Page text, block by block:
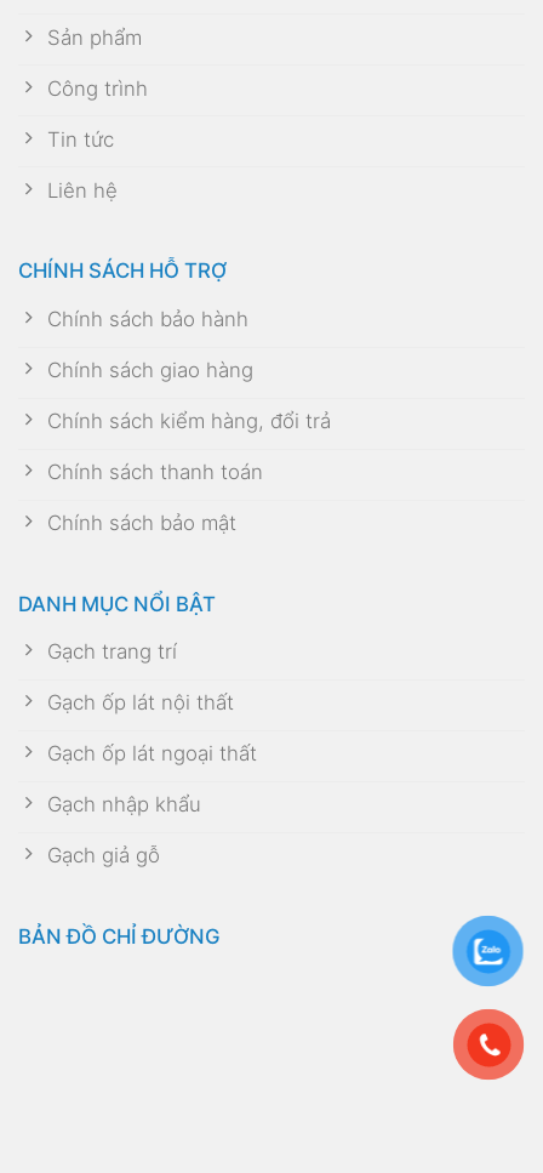
Sản phẩm
Công trình
Tin tức
Liên hệ
CHÍNH SÁCH HỖ TRỢ
Chính sách bảo hành
Chính sách giao hàng
Chính sách kiểm hàng, đổi trả
Chính sách thanh toán
Chính sách bảo mật
DANH MỤC NỔI BẬT
Gạch trang trí
Gạch ốp lát nội thất
Gạch ốp lát ngoại thất
Gạch nhập khẩu
Gạch giả gỗ
BẢN ĐỒ CHỈ ĐƯỜNG